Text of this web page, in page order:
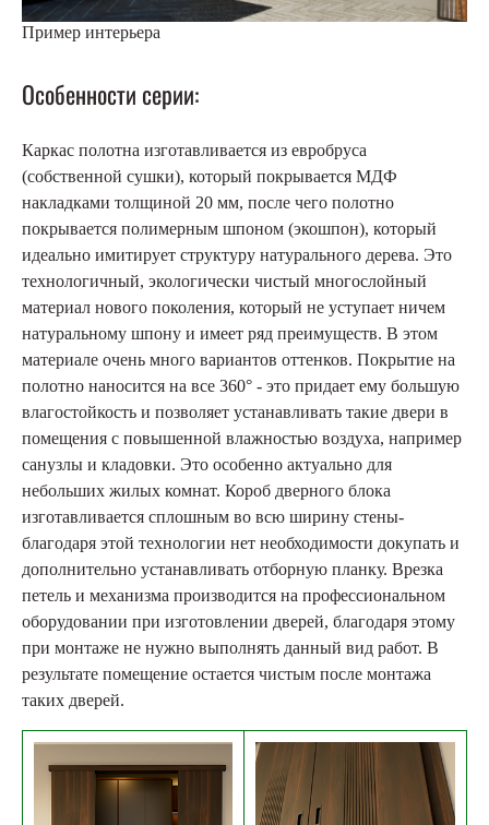
Пример интерьера
Особенности серии:
Каркас полотна изготавливается из евробруса
(собственной сушки), который покрывается МДФ
накладками толщиной 20 мм, после чего полотно
покрывается полимерным шпоном (экошпон), который
идеально имитирует структуру натурального дерева. Это
технологичный, экологически чистый многослойный
материал нового поколения, который не уступает ничем
натуральному шпону и имеет ряд преимуществ. В этом
материале очень много вариантов оттенков. Покрытие на
полотно наносится на все 360° - это придает ему большую
влагостойкость и позволяет устанавливать такие двери в
помещения с повышенной влажностью воздуха, например
санузлы и кладовки. Это особенно актуально для
небольших жилых комнат. Короб дверного блока
изготавливается сплошным во всю ширину стены-
благодаря этой технологии нет необходимости докупать и
дополнительно устанавливать отборную планку. Врезка
петель и механизма производится на профессиональном
оборудовании при изготовлении дверей, благодаря этому
при монтаже не нужно выполнять данный вид работ. В
результате помещение остается чистым после монтажа
таких дверей.